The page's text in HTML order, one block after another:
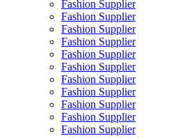
Fashion Supplier
Fashion Supplier
Fashion Supplier
Fashion Supplier
Fashion Supplier
Fashion Supplier
Fashion Supplier
Fashion Supplier
Fashion Supplier
Fashion Supplier
Fashion Supplier